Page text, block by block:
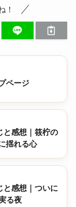
！
ページ
と感想｜筱柠の
揺れる心
と感想｜ついに
る夜